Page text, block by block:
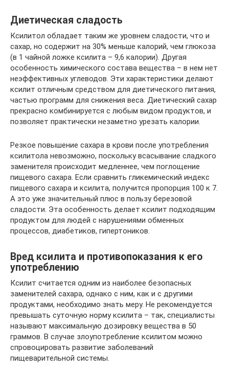
Диетическая сладость
Ксилитол обладает таким же уровнем сладости, что и
сахар, но содержит на 30% меньше калорий, чем глюкоза
(в 1 чайной ложке ксилита – 9,6 калории). Другая
особенность химического состава вещества – в нем нет
неэффективных углеводов. Эти характеристики делают
ксилит отличным средством для диетического питания,
частью программ для снижения веса. Диетический сахар
прекрасно комбинируется с любым видом продуктов, и
позволяет практически незаметно урезать калории.
Резкое повышение сахара в крови после употребления
ксилитола невозможно, поскольку всасывание сладкого
заменителя происходит медленнее, чем поглощение
пищевого сахара. Если сравнить гликемический индекс
пищевого сахара и ксилита, получится пропорция 100 к 7.
А это уже значительный плюс в пользу березовой
сладости. Эта особенность делает ксилит подходящим
продуктом для людей с нарушениями обменных
процессов, диабетиков, гипертоников.
Вред ксилита и противопоказания к его
употреблению
Ксилит считается одним из наиболее безопасных
заменителей сахара, однако с ним, как и с другими
продуктами, необходимо знать меру. Не рекомендуется
превышать суточную норму ксилита – так, специалисты
называют максимальную дозировку вещества в 50
граммов. В случае злоупотребление ксилитом можно
спровоцировать развитие заболеваний
пищеварительной системы.